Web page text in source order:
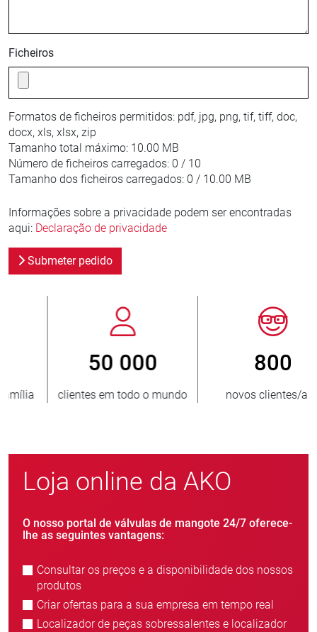
Ficheiros
Formatos de ficheiros permitidos: pdf, jpg, png, tif, tiff, doc,
docx, xls, xlsx, zip
Tamanho total máximo: 10.00 MB
Número de ficheiros carregados: 0 / 10
Tamanho dos ficheiros carregados: 0 / 10.00 MB
Informações sobre a privacidade podem ser encontradas
aqui: Declaração de privacidade
Submeter pedido
800
novos clientes/ano
> 3 500 000
unidades vendidas
Loja online da AKO
O nosso portal de válvulas de mangote 24/7 oferece-
lhe as seguintes vantagens:
Consultar os preços e a disponibilidade dos nossos
produtos
Criar ofertas para a sua empresa em tempo real
Localizador de peças sobressalentes e localizador